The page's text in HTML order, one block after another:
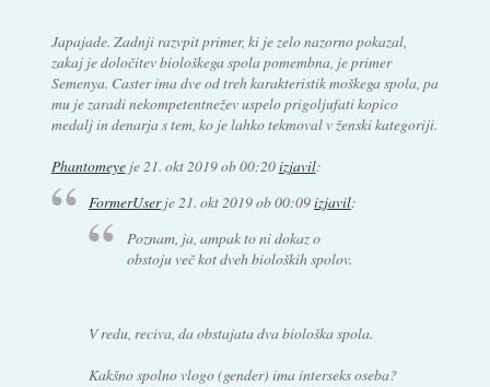
Japajade. Zadnji razvpit primer, ki je zelo nazorno pokazal,
zakaj je določitev biološkega spola pomembna, je primer
Semenya. Caster ima dve od treh karakteristik moškega spola, pa
mu je zaradi nekompetentnežev uspelo prigoljufati kopico
medalj in denarja s tem, ko je lahko tekmoval v ženski kategoriji.
Phantomeyeje21. okt 2019 ob 00:20izjavil:
FormerUserje21. okt 2019 ob 00:09izjavil:
Poznam, ja, ampak to ni dokaz o
obstoju več kot dveh bioloških spolov.
V redu, reciva, da obstajata dva biološka spola.
Kakšno spolno vlogo (gender) ima interseks oseba?